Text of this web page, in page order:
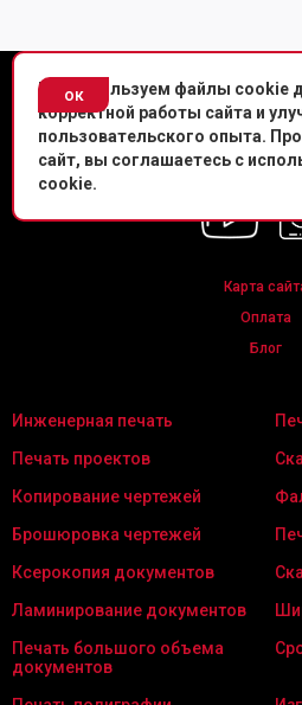
ок
Мы используем файлы cookie
корректной работы сайта и
пользовательского опыта.
сайт, вы соглашаетесь с
cookie.
© Копировальный центр
Политика
Мы в соц.
Карта
Оплата
Блог
Инженерная печать
Печать проектов
Копирование чертежей
Брошюровка чертежей
Ксерокопия документов
Ламинирование документов
Печать большого объема
документов